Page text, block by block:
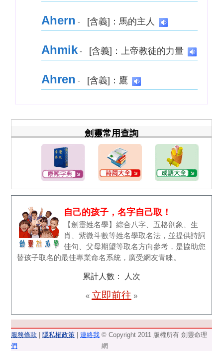
Ahern - [含義]：馬的主人
Ahmik - [含義]：上帝教徒的力量
Ahren - [含義]：鷹
劍靈常用查詢
自己的孩子，名字自己取！
【劍靈姓名學】綜合八字、五格剖象、生
肖、紫微斗數等姓名學取名法，並提供詩詞
佳句、父母期望等取名方向參考，是協助您
替孩子取名的最佳專業命名系統，廣受網友青睞。
累計人數： 人次
« 立即前往 »
服務條款 隱私權政策
連絡我
們
© Copyright 2011 版權所有 劍靈命理
網